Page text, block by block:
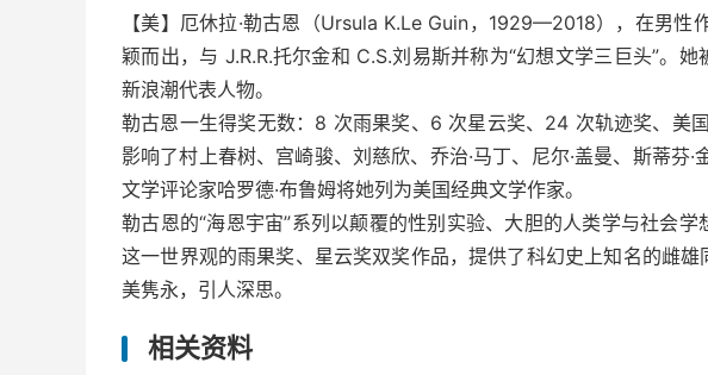
【美】厄休拉·勒古恩（Ursula K.Le Guin，1929—2018），在男性
颖而出，与 J.R.R.托尔金和 C.S.刘易斯并称为“幻想文学三巨头”。
新浪潮代表人物。
勒古恩一生得奖无数：8 次雨果奖、6 次星云奖、24 次轨迹奖、美
影响了村上春树、宫崎骏、刘慈欣、乔治·马丁、尼尔·盖曼、斯蒂芬
文学评论家哈罗德·布鲁姆将她列为美国经典文学作家。
勒古恩的“海恩宇宙”系列以颠覆的性别实验、大胆的人类学与社会
这一世界观的雨果奖、星云奖双奖作品，提供了科幻史上知名的雌
美隽永，引人深思。
相关资料